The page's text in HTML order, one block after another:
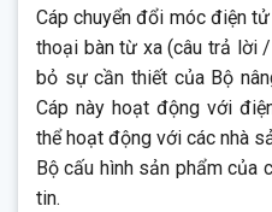
Cáp chuyển đổi móc điện
thoại bàn từ xa (câu trả lời
bỏ sự cần thiết của Bộ
Cáp này hoạt động với
thể hoạt động với các nhà
Bộ cấu hình sản phẩm của
tin.